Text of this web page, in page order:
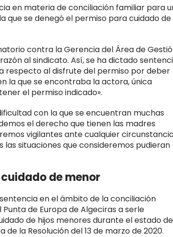
en materia de conciliación familiar para
que se denegó el permiso para cuidado de
contra la Gerencia del Área de
al sindicato. Así, se ha dictado
respecto al disfrute del permiso por deber
la que se encontraba la actora, única
el permiso indicado».
con la que se encuentran muchas
el derecho que tienen las madres
vigilantes ante cualquier
las situaciones que consideremos pudieran
de menor
en el ámbito de la conciliación
de Europa de Algeciras a serle
de hijos menores durante el estado de
la Resolución del 13 de marzo de 2020.